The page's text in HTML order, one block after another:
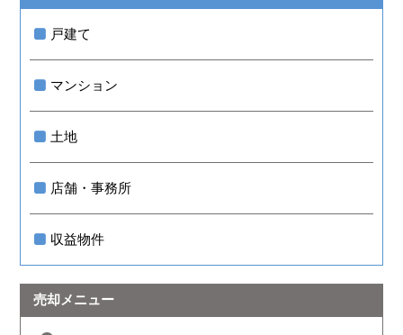
戸建て
マンション
土地
店舗・事務所
収益物件
売却メニュー